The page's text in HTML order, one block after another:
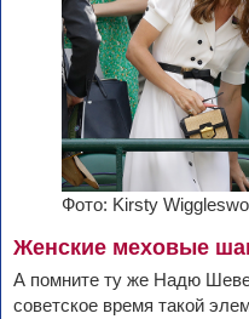
Фото: Kirsty
Женские меховые
А помните ту же Надю
советское время такой